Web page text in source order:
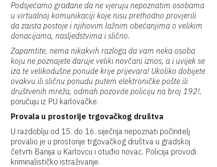
Podsjećamo građane da ne vjeruju nepoznatim osobama
u virtualnoj komunikaciji koje nisu prethodno provjerili
da zaista postoje i njihovim lažnim obećanjima o velikim
donacijama, nasljedstvima i slično.
Zapamtite, nema nikakvih razloga da vam neka osoba
koju ne poznajete daruje veliki novčani iznos, a i uvijek se
iza te velikodušne ponude krije prijevara! Ukoliko dobijete
ovakvu ili sličnu ponudu putem elektroničke pošte ili
društvenih mreža, odmah pozovite policiju na broj 192!,
poručuju iz PU karlovačke.
Provala u prostorije trgovačkog društva
U razdoblju od 15. do 16. siječnja nepoznati počinitelj
provalio je u prostorije trgovačkog društva u gradskoj
četvrti Banija u Karlovcu i otuđio novac. Policija provodi
kriminalističko istraživanje.